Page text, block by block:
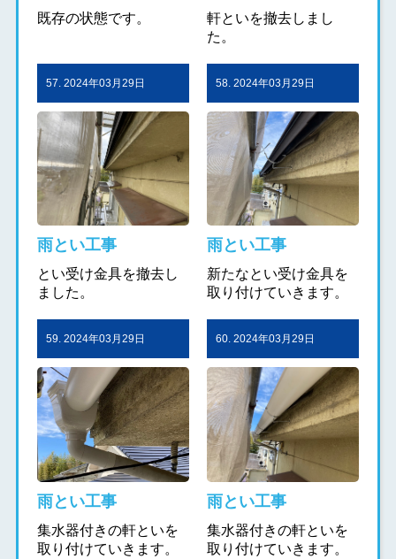
既存の状態です。
軒といを撤去しまし
た。
57. 2024年03月29日
雨とい工事
とい受け金具を撤去し
ました。
58. 2024年03月29日
雨とい工事
新たなとい受け金具を
取り付けていきます。
59. 2024年03月29日
雨とい工事
集水器付きの軒といを
取り付けていきます。
60. 2024年03月29日
雨とい工事
集水器付きの軒といを
取り付けていきます。